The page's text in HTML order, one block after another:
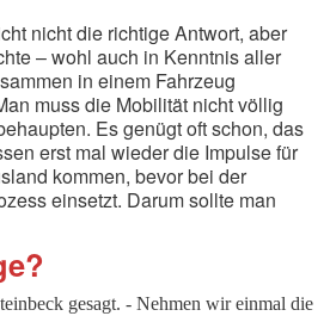
nicht die richtige Antwort, aber
– wohl auch in Kenntnis aller
in einem Fahrzeug
muss die Mobilität nicht völlig
Es genügt oft schon, das
erst mal wieder die Impulse für
kommen, bevor bei der
einsetzt. Darum sollte man
gesagt. - Nehmen wir einmal die